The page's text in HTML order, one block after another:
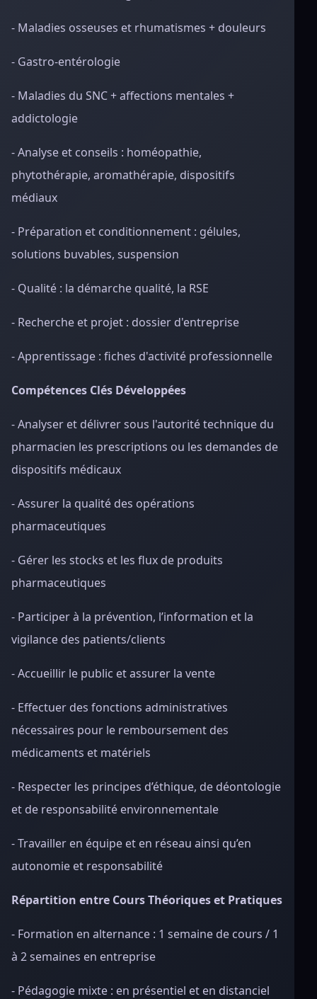
- Maladies osseuses et rhumatismes + douleurs
- Gastro-entérologie
- Maladies du SNC + affections mentales +
addictologie
- Analyse et conseils : homéopathie,
phytothérapie, aromathérapie, dispositifs
médiaux
- Préparation et conditionnement : gélules,
solutions buvables, suspension
- Qualité : la démarche qualité, la RSE
- Recherche et projet : dossier d'entreprise
- Apprentissage : fiches d'activité professionnelle
Compétences Clés Développées
- Analyser et délivrer sous l'autorité technique du
pharmacien les prescriptions ou les demandes de
dispositifs médicaux
- Assurer la qualité des opérations
pharmaceutiques
- Gérer les stocks et les flux de produits
pharmaceutiques
- Participer à la prévention, l’information et la
vigilance des patients/clients
- Accueillir le public et assurer la vente
- Effectuer des fonctions administratives
nécessaires pour le remboursement des
médicaments et matériels
- Respecter les principes d’éthique, de déontologie
et de responsabilité environnementale
- Travailler en équipe et en réseau ainsi qu’en
autonomie et responsabilité
Répartition entre Cours Théoriques et Pratiques
- Formation en alternance : 1 semaine de cours / 1
à 2 semaines en entreprise
- Pédagogie mixte : en présentiel et en distanciel